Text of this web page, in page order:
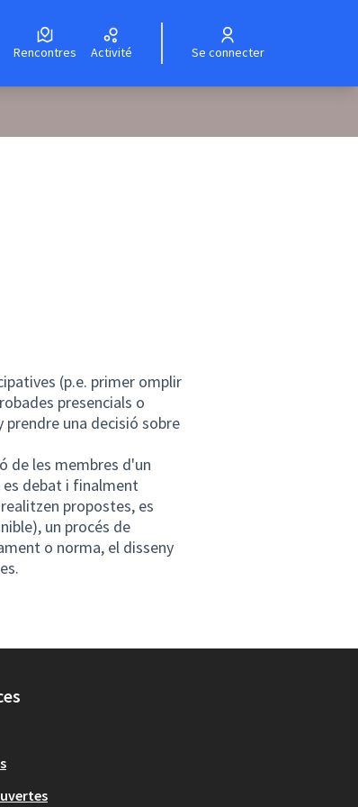
Rencontres Activité Se connecter
(p.e. primer omplir
presencials o
una decisió sobre
de les membres d'un
es debat i finalment
propostes, es
un procés de
o norma, el disseny